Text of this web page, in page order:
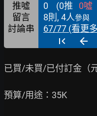
推噓 0 (0推 0噓
留言
8則, 4人參與
討論串 67/77 (看更
已買/未買/已付訂金（
預算/用途：35K